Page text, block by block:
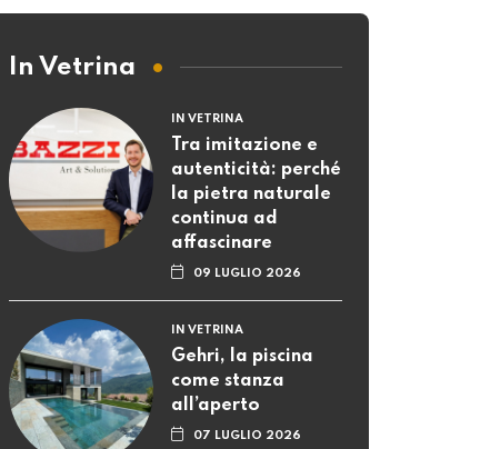
In Vetrina
IN VETRINA
Tra imitazione e
autenticità: perché
la pietra naturale
continua ad
affascinare
09 LUGLIO 2026
IN VETRINA
Gehri, la piscina
come stanza
all’aperto
07 LUGLIO 2026